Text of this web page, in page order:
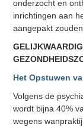
onderzocht en
inrichtingen aan
aangepakt
Het Opstuwen
Volgens de
wordt bijna 40%
wegens